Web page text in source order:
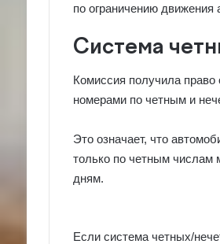
по ограничению движения
Система
Комиссия получила право
номерами по четным и
Это означает, что
только по четным
дням.
Если система четных/